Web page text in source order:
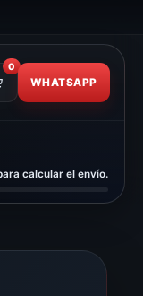
0
WHATSAPP
calcular el envío.